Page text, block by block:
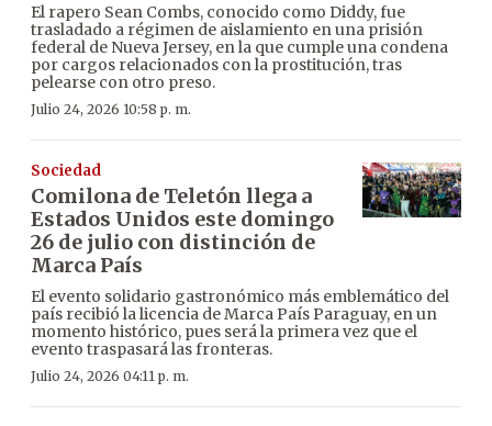
El rapero Sean Combs, conocido como Diddy, fue
trasladado a régimen de aislamiento en una prisión
federal de Nueva Jersey, en la que cumple una condena
por cargos relacionados con la prostitución, tras
pelearse con otro preso.
Julio 24, 2026 10:58 p. m.
Sociedad
Comilona de Teletón llega a
Estados Unidos este domingo
26 de julio con distinción de
Marca País
El evento solidario gastronómico más emblemático del
país recibió la licencia de Marca País Paraguay, en un
momento histórico, pues será la primera vez que el
evento traspasará las fronteras.
Julio 24, 2026 04:11 p. m.